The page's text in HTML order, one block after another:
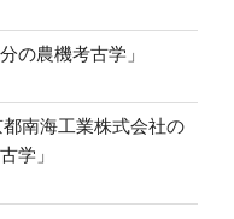
の農機考古学」
都南海工業株式会社の
学」